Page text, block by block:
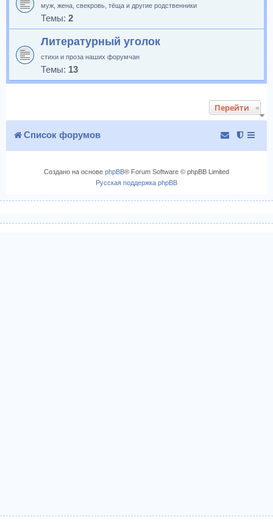
муж, жена, свекровь, тёща и другие родственники
Темы: 2
Литературный уголок
стихи и проза наших форумчан
Темы: 13
Перейти
Список форумов
Создано на основе phpBB® Forum Software © phpBB Limited
Русская поддержка phpBB